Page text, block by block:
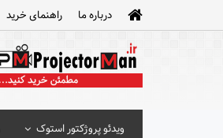
درباره ما راهنمای خرید
ویدئو پروژکتور استوک